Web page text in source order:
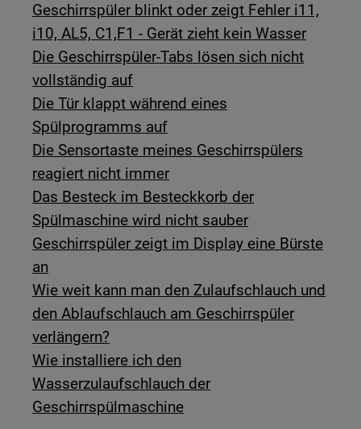
Geschirrspüler blinkt oder zeigt Fehler i11,
i10, AL5, C1,F1 - Gerät zieht kein Wasser
Die Geschirrspüler-Tabs lösen sich nicht
vollständig auf
Die Tür klappt während eines
Spülprogramms auf
Die Sensortaste meines Geschirrspülers
reagiert nicht immer
Das Besteck im Besteckkorb der
Spülmaschine wird nicht sauber
Geschirrspüler zeigt im Display eine Bürste
an
Wie weit kann man den Zulaufschlauch und
den Ablaufschlauch am Geschirrspüler
verlängern?
Wie installiere ich den
Wasserzulaufschlauch der
Geschirrspülmaschine